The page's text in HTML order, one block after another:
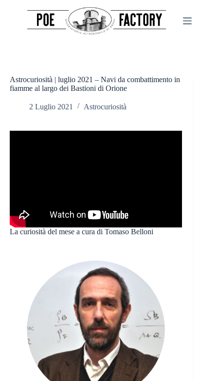
Astrocuriosità | luglio 2021 – Navi da combattimento in
fiamme al largo dei Bastioni di Orione
2 Luglio 2021 Astrocuriosità
La curiosità del mese a cura di Tomaso Belloni